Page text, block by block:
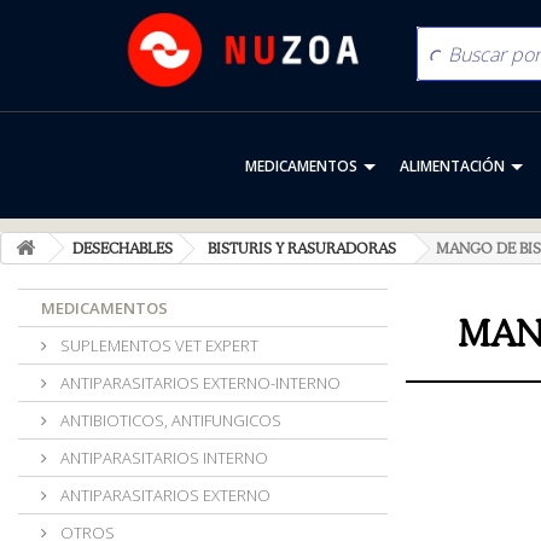
MEDICAMENTOS ALIMENTACIÓN
DESECHABLES BISTURIS Y RASURADORAS MANGO DE
MEDICAMENTOS
SUPLEMENTOS VET EXPERT
ANTIPARASITARIOS EXTERNO-INTERNO
ANTIBIOTICOS, ANTIFUNGICOS
ANTIPARASITARIOS INTERNO
ANTIPARASITARIOS EXTERNO
OTROS